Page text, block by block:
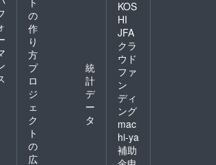
の
作
り
方
プ
ロ
ジ
ェ
ク
ト
の
広
統
計
デ
ー
タ
KOS
HI
JFA
クラ
ウド
ファ
ン
ディ
ング
mac
hi-ya
補助